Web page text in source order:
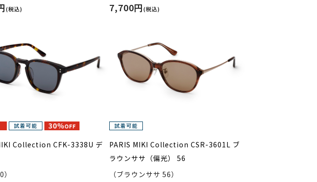
(税込) 7,700円(税込)
Collection CFK-3338U デ
PARIS MIKI Collection CSR-3601L ブ
ラウンササ（偏光） 56
（ブラウンササ 56）